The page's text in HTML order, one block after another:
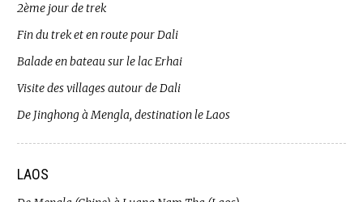
2ème jour de trek
Fin du trek et en route pour Dali
Balade en bateau sur le lac Erhai
Visite des villages autour de Dali
De Jinghong à Mengla, destination le Laos
LAOS